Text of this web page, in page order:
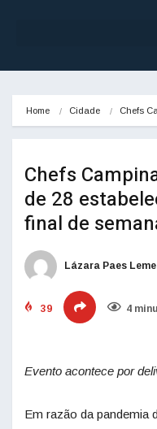
Home Cidade Chefs
Chefs
de 28
final de
Lázara Paes Leme
39 4
Evento acontece por
Em razão da pandemia